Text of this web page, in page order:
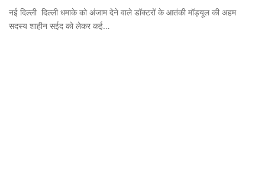
नई दिल्ली दिल्ली धमाके को अंजाम देने वाले डॉक्टरों के आतंकी मॉड्यूल की अहम
सदस्य शाहीन सईद को लेकर कई…